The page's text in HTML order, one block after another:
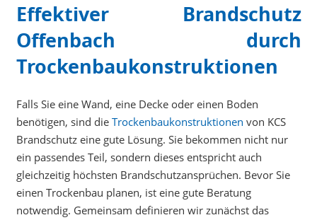
Effektiver Brandschutz
Offenbach durch
Trockenbaukonstruktionen
Falls Sie eine Wand, eine Decke oder einen Boden
benötigen, sind die Trockenbaukonstruktionen von KCS
Brandschutz eine gute Lösung. Sie bekommen nicht nur
ein passendes Teil, sondern dieses entspricht auch
gleichzeitig höchsten Brandschutzansprüchen. Bevor Sie
einen Trockenbau planen, ist eine gute Beratung
notwendig. Gemeinsam definieren wir zunächst das